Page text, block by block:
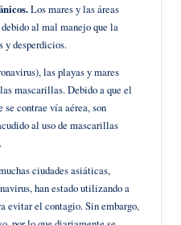
Los mares y las áreas
al mal manejo que la
y desperdicios.
las playas y mares
mascarillas. Debido a que el
se contrae vía aérea, son
al uso de mascarillas
ciudades asiáticas,
han estado utilizando a
evitar el contagio. Sin embargo,